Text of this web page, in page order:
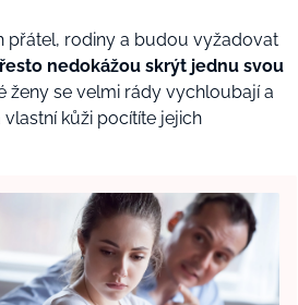
přátel, rodiny a budou vyžadovat
nedokážou skrýt jednu svou
ženy se velmi rády vychloubají a
kůži pocítíte jejich